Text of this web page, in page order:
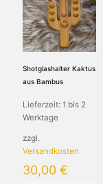
Shotglashalter Kaktus
aus Bambus
Lieferzeit: 1 bis 2
Werktage
zzgl.
Versandkosten
30,00 €